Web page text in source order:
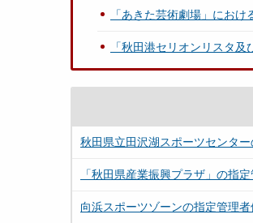
「あきた芸術劇場」にお
「秋田港セリオンリスタ
秋田県立田沢湖スポーツセンタ
「秋田県産業振興プラザ」の指
向浜スポーツゾーンの指定管理